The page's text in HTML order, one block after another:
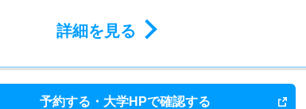
詳細を見る
予約する・大学HPで確認する